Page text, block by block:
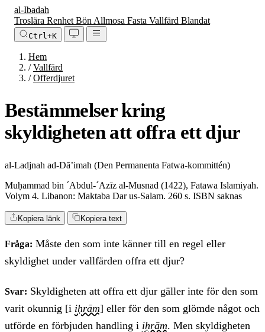
al-Ibadah
Troslära Renhet Bön Allmosa Fasta Vallfärd Blandat
Ctrl+K
Hem
/Vallfärd
/Offerdjuret
Bestämmelser kring
skyldigheten att offra ett djur
al-Ladjnah ad-Dā’imah (Den Permanenta Fatwa-kommittén)
Muḥammad bin ´Abdul-´Azīz al-Musnad (1422), Fatawa Islamiyah.
Volym 4. Libanon: Maktaba Dar us-Salam. 260 s. ISBN saknas
Kopiera länk Kopiera text
Fråga: Måste den som inte känner till en regel eller
skyldighet under vallfärden offra ett djur?
Svar: Skyldigheten att offra ett djur gäller inte för den som
varit okunnig [i iḥrām] eller för den som glömde något och
utförde en förbjuden handling i iḥrām. Men skyldigheten